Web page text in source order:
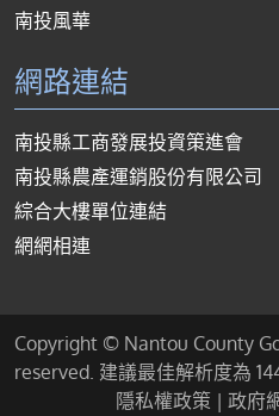
南投風華
網路連結
南投縣工商發展投資策進會
南投縣農產運銷股份有限公司
綜合大樓單位連結
網網相連
Copyright © Nantou County
reserved. 建議最佳解析度為
隱私權政策 | 政府